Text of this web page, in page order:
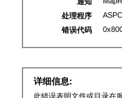
处理程序
错误代码
详细信息:
此错误表明文件或目录在